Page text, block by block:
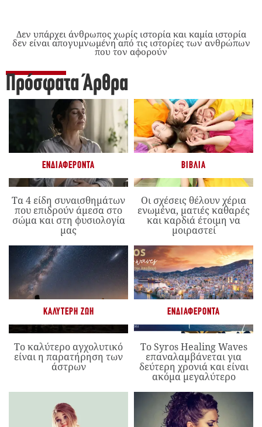
Δεν υπάρχει άνθρωπος χωρίς ιστορία και καμία ιστορία
δεν είναι απογυμνωμένη από τις ιστορίες των ανθρώπων
που τον αφορούν
Πρόσφατα Άρθρα
ΕΝΔΙΑΦΈΡΟΝΤΑ
Τα 4 είδη συναισθημάτων
που επιδρούν άμεσα στο
σώμα και στη φυσιολογία
μας
ΒΙΒΛΊΑ
Οι σχέσεις θέλουν χέρια
ενωμένα, ματιές καθαρές
και καρδιά έτοιμη να
μοιραστεί
ΚΑΛΎΤΕΡΗ ΖΩΉ
Το καλύτερο αγχολυτικό
είναι η παρατήρηση των
άστρων
ΕΝΔΙΑΦΈΡΟΝΤΑ
Το Syros Healing Waves
επαναλαμβάνεται για
δεύτερη χρονιά και είναι
ακόμα μεγαλύτερο